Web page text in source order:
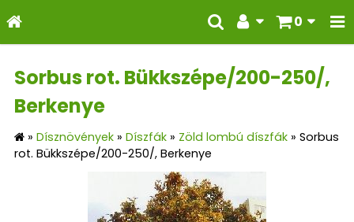
0
Sorbus rot. Bükkszépe/200-250/,
Berkenye
» Dísznövények » Díszfák » Zöld lombú díszfák » Sorbus
rot. Bükkszépe/200-250/, Berkenye